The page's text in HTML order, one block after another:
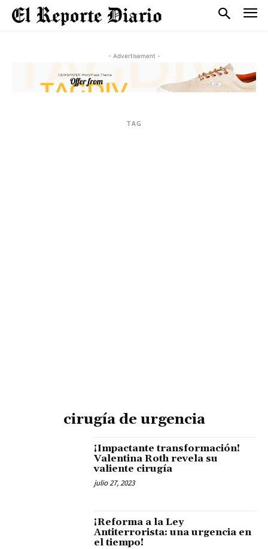
- Advertisement -
TAG
cirugía de urgencia
¡Impactante transformación!
Valentina Roth revela su
valiente cirugía
julio 27, 2023
¡Reforma a la Ley
Antiterrorista: una urgencia en
el tiempo!